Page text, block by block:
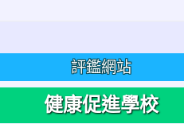
評鑑網站
健康促進學校